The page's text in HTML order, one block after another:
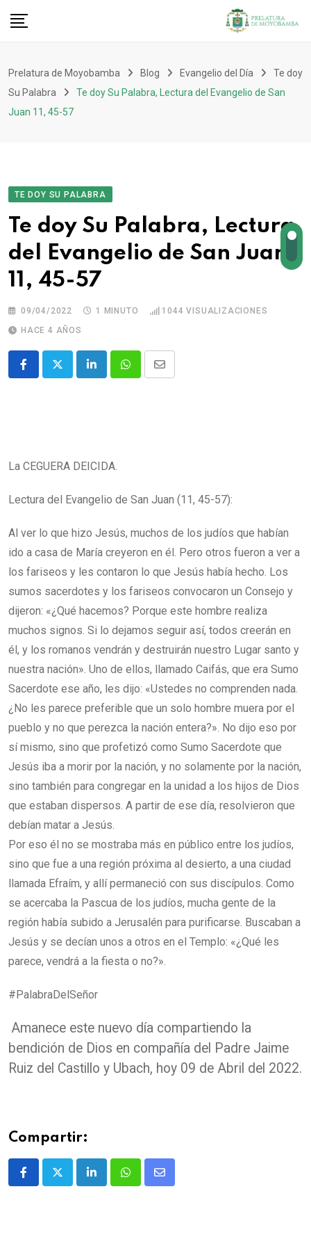
Prelatura de Moyobamba Blog Evangelio del Día
Te doy
Su Palabra
Te doy Su Palabra, Lectura del Evangelio de San
Juan 11, 45-57
TE DOY SU PALABRA
Te doy Su Palabra, Lectura
del Evangelio de San Juan
11, 45-57
09/04/2022 1 MINUTO 1044 VISUALIZACIONES
HACE 4 AÑOS
La CEGUERA DEICIDA.
Lectura del Evangelio de San Juan (11, 45-57):
Al ver lo que hizo Jesús, muchos de los judíos que habían
ido a casa de María creyeron en él. Pero otros fueron a ver a
los fariseos y les contaron lo que Jesús había hecho. Los
sumos sacerdotes y los fariseos convocaron un Consejo y
dijeron: «¿Qué hacemos? Porque este hombre realiza
muchos signos. Si lo dejamos seguir así, todos creerán en
él, y los romanos vendrán y destruirán nuestro Lugar santo y
nuestra nación». Uno de ellos, llamado Caifás, que era Sumo
Sacerdote ese año, les dijo: «Ustedes no comprenden nada.
¿No les parece preferible que un solo hombre muera por el
pueblo y no que perezca la nación entera?». No dijo eso por
sí mismo, sino que profetizó como Sumo Sacerdote que
Jesús iba a morir por la nación, y no solamente por la nación,
sino también para congregar en la unidad a los hijos de Dios
que estaban dispersos. A partir de ese día, resolvieron que
debían matar a Jesús.
Por eso él no se mostraba más en público entre los judíos,
sino que fue a una región próxima al desierto, a una ciudad
llamada Efraím, y allí permaneció con sus discípulos. Como
se acercaba la Pascua de los judíos, mucha gente de la
región había subido a Jerusalén para purificarse. Buscaban a
Jesús y se decían unos a otros en el Templo: «¿Qué les
parece, vendrá a la fiesta o no?».
#PalabraDelSeñor
Amanece este nuevo día compartiendo la
bendición de Dios en compañía del Padre Jaime
Ruiz del Castillo y Ubach, hoy 09 de Abril del 2022.
Compartir: